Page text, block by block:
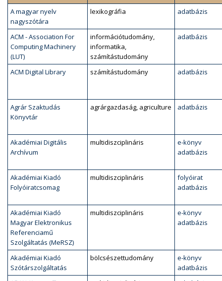
A magyar nyelv
nagyszótára
lexikográfia adatbázis
ACM - Association For
Computing Machinery
(LUT)
információtudomány,
informatika,
számítástudomány
adatbázis
ACM Digital Library számítástudomány adatbázis
Agrár Szaktudás
Könyvtár
agrárgazdaság, agriculture adatbázis
Akadémiai Digitális
Archívum
multidiszciplináris
e-könyv
adatbázis
Akadémiai Kiadó
Folyóiratcsomag
multidiszciplináris
folyóirat
adatbázis
Akadémiai Kiadó
Magyar Elektronikus
Referenciamű
Szolgáltatás (MeRSZ)
multidiszciplináris
e-könyv
adatbázis
Akadémiai Kiadó
Szótárszolgáltatás
bölcsészettudomány
e-könyv
adatbázis